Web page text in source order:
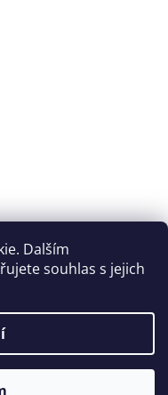
Dalším
souhlas s jejich